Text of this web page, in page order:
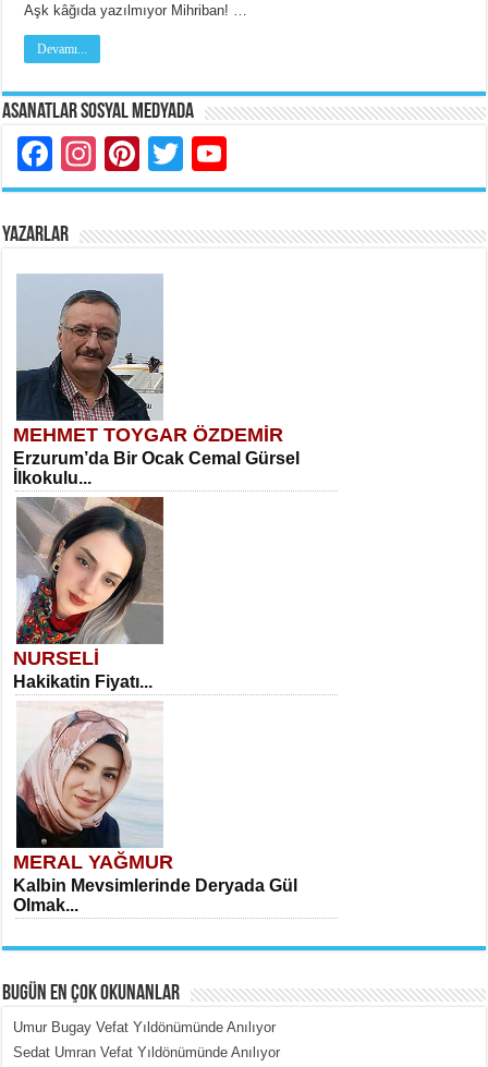
Aşk kâğıda yazılmıyor Mihriban! …
Devamı...
Asanatlar Sosyal Medyada
Facebook
Instagram
Pinterest
Twitter
YAZARLAR
MEHMET TOYGAR ÖZDEMİR
Erzurum’da Bir Ocak Cemal Gürsel
İlkokulu...
NURSELİ
Hakikatin Fiyatı...
MERAL YAĞMUR
Kalbin Mevsimlerinde Deryada Gül
Olmak...
BUGÜN EN ÇOK OKUNANLAR
Umur Bugay Vefat Yıldönümünde Anılıyor
Sedat Umran Vefat Yıldönümünde Anılıyor